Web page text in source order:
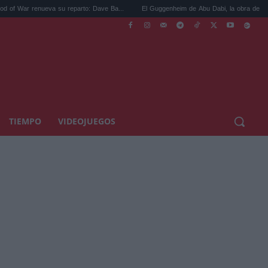
su reparto: Dave Ba... El Guggenheim de Abu Dabi, la obra de Frank Gehry ...
TIEMPO VIDEOJUEGOS